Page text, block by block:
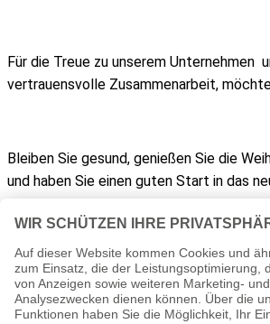
Für die Treue zu unserem Unternehmen
vertrauensvolle Zusammenarbeit,
Bleiben Sie gesund, genießen Sie die
und haben Sie einen guten Start in das
← Zurück zu News
Ihr IT-Dienstleister aus Thüringen. Hosting,